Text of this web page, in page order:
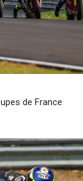
de France